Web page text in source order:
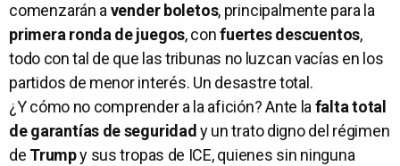
comenzarán avender boletos, principalmente para la
primera ronda de juegos, confuertes descuentos,
todo con tal de que las tribunas no luzcan vacías en los
partidos de menor interés. Un desastre total.
¿Y cómo no comprender a la afición? Ante lafalta total
de garantías de seguridad y un trato digno del régimen
de Trumpy sus tropas de ICE, quienes sin ninguna